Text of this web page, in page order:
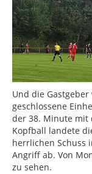
Und die
geschlossene
der 38. Minute mit
Kopfball landete
herrlichen Schuss
Angriff ab. Von
zu sehen.